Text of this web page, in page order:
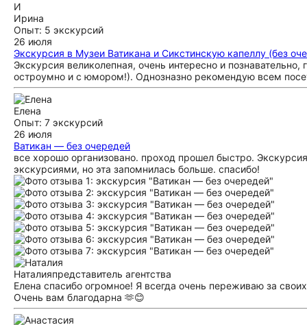
И
Ирина
Опыт: 5 экскурсий
26 июля
Экскурсия в Музеи Ватикана и Сикстинскую капеллу (без
Экскурсия великолепная, очень интересно и
остроумно и с юмором!). Однозназно рекомендую всем
Елена
Опыт: 7 экскурсий
26 июля
Ватикан — без очередей
все хорошо организовано. проход прошел быстро.
экскурсиями, но эта запомнилась больше. спасибо!
Наталияпредставитель агентства
Елена спасибо огромное! Я всегда очень переживаю за
Очень вам благодарна 🫶😊